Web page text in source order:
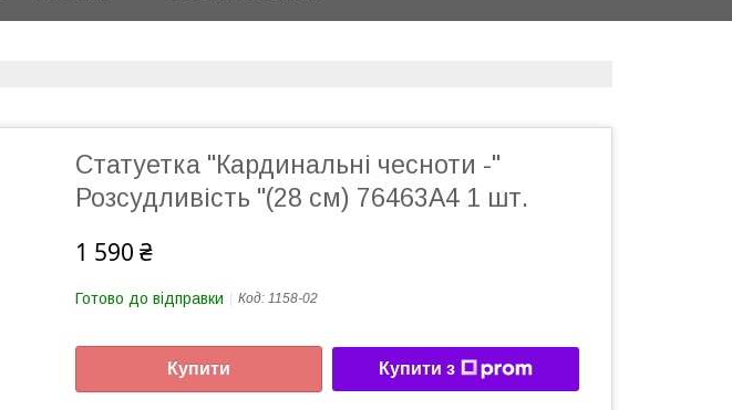
Статуетка "Кардинальні чесноти -"
Розсудливість "(28 см) 76463A4 1 шт.
1 590 ₴
Готово до відправки Код: 1158-02
Купити Купити з